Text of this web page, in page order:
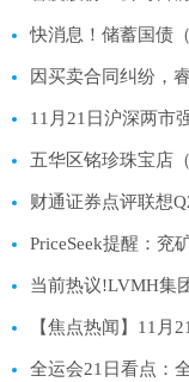
11月21日沪深两市
财通证券点评联想
PriceSeek提醒：兖
当前热议!LVMH集
【焦点热闻】11月
全运会21日看点：